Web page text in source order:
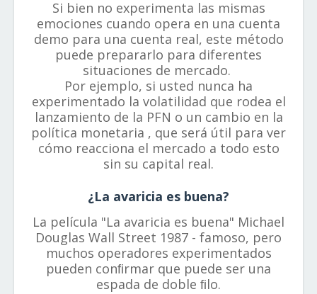
Si bien no experimenta las mismas
emociones cuando opera en una cuenta
demo para una cuenta real, este método
puede prepararlo para diferentes
situaciones de mercado.
Por ejemplo, si usted nunca ha
experimentado la volatilidad que rodea el
lanzamiento de la PFN o un cambio en la
política monetaria , que será útil para ver
cómo reacciona el mercado a todo esto
sin su capital real.
¿La avaricia es buena?
La película "La avaricia es buena" Michael
Douglas Wall Street 1987 - famoso, pero
muchos operadores experimentados
pueden conﬁrmar que puede ser una
espada de doble ﬁlo.